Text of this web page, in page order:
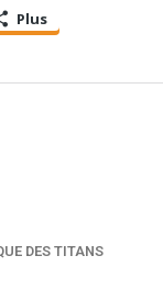
Plus
DES TITANS